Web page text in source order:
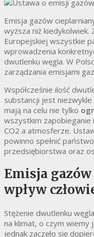
Emisja gazów
wyższa niż
Europejskiej wszystkie
wprowadzenia
dwutlenku węgla. W
zarządzania emisjami
Współcześnie ilość
substancji jest
mają na celu nie tylko
wszystkim
CO2 a atmosferze.
powinno spełnić
przedsiębiorstwa oraz
Emisja
wpływ
Stężenie dwutlenku
na klimat, o czym wiemy
jednak zaczęło się